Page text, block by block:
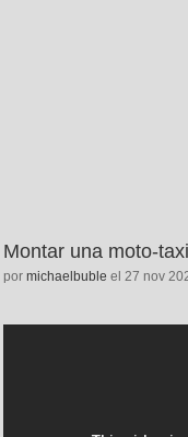
Montar una moto-
por michaelbuble el 27 nov